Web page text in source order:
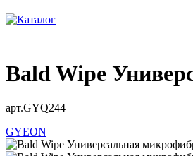
Bald Wipe
арт.GYQ244
GYEON